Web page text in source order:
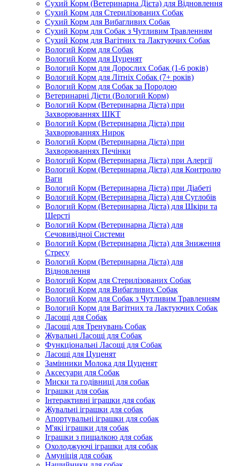
Сухий Корм (Ветеринарна Дієта) для Відновлення
Сухий Корм для Стерилізованих Собак
Сухий Корм для Вибагливих Собак
Сухий Корм для Собак з Чутливим Травленням
Сухий Корм для Вагітних та Лактуючих Собак
Вологий Корм для Собак
Вологий Корм для Цуценят
Вологий Корм для Дорослих Собак (1-6 років)
Вологий Корм для Літніх Собак (7+ років)
Вологий Корм для Собак за Породою
Ветеринарні Дієти (Вологий Корм)
Вологий Корм (Ветеринарна Дієта) при
Захворюваннях ШКТ
Вологий Корм (Ветеринарна Дієта) при
Захворюваннях Нирок
Вологий Корм (Ветеринарна Дієта) при
Захворюваннях Печінки
Вологий Корм (Ветеринарна Дієта) при Алергії
Вологий Корм (Ветеринарна Дієта) для Контролю
Ваги
Вологий Корм (Ветеринарна Дієта) при Діабеті
Вологий Корм (Ветеринарна Дієта) для Суглобів
Вологий Корм (Ветеринарна Дієта) для Шкіри та
Шерсті
Вологий Корм (Ветеринарна Дієта) для
Сечовивідної Системи
Вологий Корм (Ветеринарна Дієта) для Зниження
Стресу
Вологий Корм (Ветеринарна Дієта) для
Відновлення
Вологий Корм для Стерилізованих Собак
Вологий Корм для Вибагливих Собак
Вологий Корм для Собак з Чутливим Травленням
Вологий Корм для Вагітних та Лактуючих Собак
Ласощі для Собак
Ласощі для Тренувань Собак
Жувальні Ласощі для Собак
Функціональні Ласощі для Собак
Ласощі для Цуценят
Замінники Молока для Цуценят
Аксесуари для Собак
Миски та годівниці для собак
Іграшки для собак
Інтерактивні іграшки для собак
Жувальні іграшки для собак
Апортувальні іграшки для собак
М'які іграшки для собак
Іграшки з пищалкою для собак
Охолоджуючі іграшки для собак
Амуніція для собак